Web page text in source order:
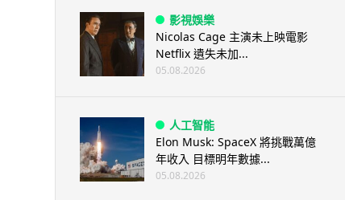
影視娛樂
Nicolas Cage 主演未上映電影
Netflix 遺失未加...
05.08.2026
人工智能
Elon Musk: SpaceX 將挑戰萬億
年收入 目標明年數據...
05.08.2026